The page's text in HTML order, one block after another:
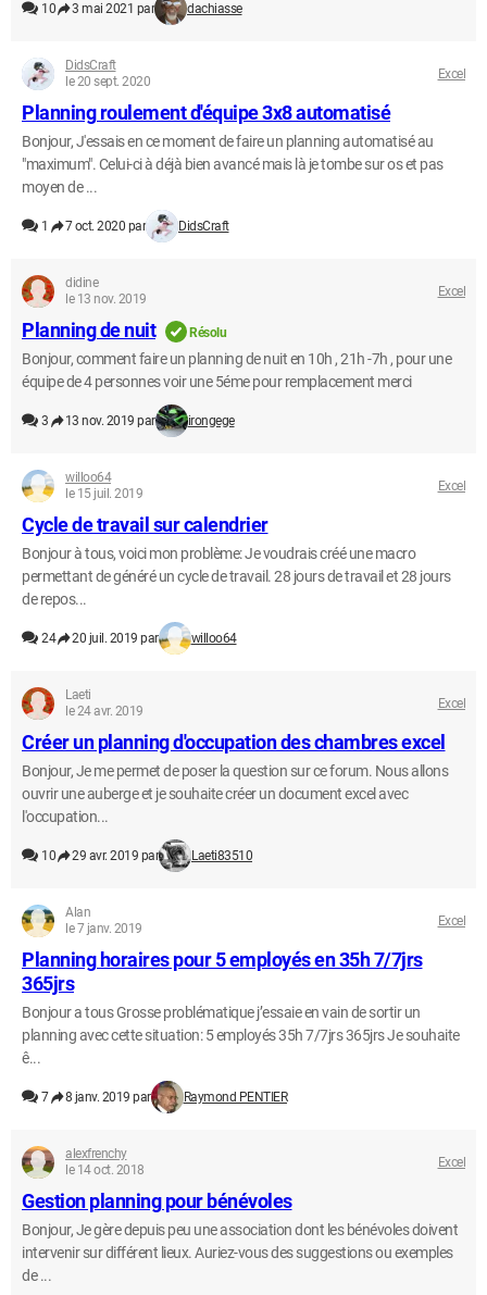
10 3 mai 2021 par dachiasse
DidsCraft
le 20 sept. 2020
Excel
Planning roulement d'équipe 3x8 automatisé
Bonjour, J'essais en ce moment de faire un planning automatisé au
"maximum". Celui-ci à déjà bien avancé mais là je tombe sur os et pas
moyen de ...
1 7 oct. 2020 par DidsCraft
didine
le 13 nov. 2019
Excel
Planning de nuit Résolu
Bonjour, comment faire un planning de nuit en 10h , 21h -7h , pour une
équipe de 4 personnes voir une 5éme pour remplacement merci
3 13 nov. 2019 par irongege
willoo64
le 15 juil. 2019
Excel
Cycle de travail sur calendrier
Bonjour à tous, voici mon problème: Je voudrais créé une macro
permettant de généré un cycle de travail. 28 jours de travail et 28 jours
de repos...
24 20 juil. 2019 par willoo64
Laeti
le 24 avr. 2019
Excel
Créer un planning d'occupation des chambres excel
Bonjour, Je me permet de poser la question sur ce forum. Nous allons
ouvrir une auberge et je souhaite créer un document excel avec
l'occupation...
10 29 avr. 2019 par Laeti83510
Alan
le 7 janv. 2019
Excel
Planning horaires pour 5 employés en 35h 7/7jrs
365jrs
Bonjour a tous Grosse problématique j’essaie en vain de sortir un
planning avec cette situation: 5 employés 35h 7/7jrs 365jrs Je souhaite
ê...
7 8 janv. 2019 par Raymond PENTIER
alexfrenchy
le 14 oct. 2018
Excel
Gestion planning pour bénévoles
Bonjour, Je gère depuis peu une association dont les bénévoles doivent
intervenir sur différent lieux. Auriez-vous des suggestions ou exemples
de ...